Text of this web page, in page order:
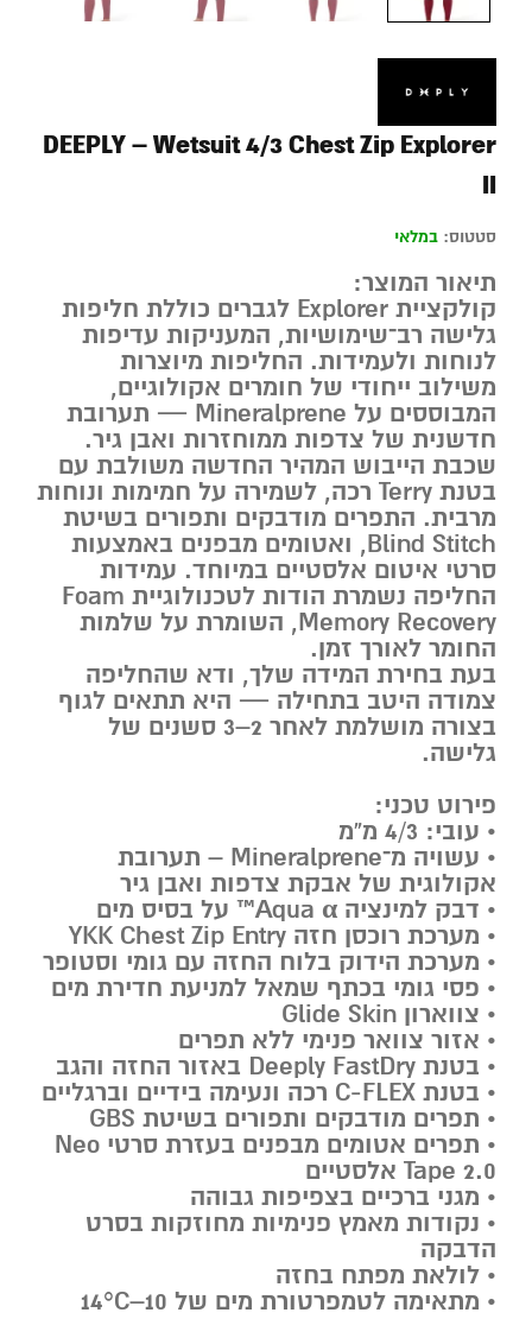
DEEPLY – Wetsuit 4/3 Chest Zip Explorer
II
סטטוס: במלאי
תיאור המוצר:
קולקציית Explorer לגברים כוללת חליפות
גלישה רב־שימושיות, המעניקות עדיפות
לנוחות ולעמידות. החליפות מיוצרות
משילוב ייחודי של חומרים אקולוגיים,
המבוססים על Mineralprene — תערובת
חדשנית של צדפות ממוחזרות ואבן גיר.
שכבת הייבוש המהיר החדשה משולבת עם
בטנת Terry רכה, לשמירה על חמימות ונוחות
מרבית. התפרים מודבקים ותפורים בשיטת
Blind Stitch, ואטומים מבפנים באמצעות
סרטי איטום אלסטיים במיוחד. עמידות
החליפה נשמרת הודות לטכנולוגיית Foam
Memory Recovery, השומרת על שלמות
החומר לאורך זמן.
בעת בחירת המידה שלך, ודא שהחליפה
צמודה היטב בתחילה — היא תתאים לגוף
בצורה מושלמת לאחר 2–3 סשנים של
גלישה.
פירוט טכני:
• עובי: 4/3 מ”מ
• עשויה מ־Mineralprene – תערובת
אקולוגית של אבקת צדפות ואבן גיר
• דבק למינציה Aqua α™
על בסיס מים
• מערכת רוכסן חזה YKK Chest Zip Entry
• מערכת הידוק בלוח החזה עם גומי וסטופר
• פסי גומי בכתף שמאל למניעת חדירת מים
• צווארון Glide Skin
• אזור צוואר פנימי ללא תפרים
• בטנת Deeply FastDry באזור החזה והגב
• בטנת C-FLEX רכה ונעימה בידיים וברגליים
• תפרים מודבקים ותפורים בשיטת GBS
• תפרים אטומים מבפנים בעזרת סרטי Neo
Tape 2.0 אלסטיים
• מגני ברכיים בצפיפות גבוהה
• נקודות מאמץ פנימיות מחוזקות בסרט
הדבקה
• לולאת מפתח בחזה
• מתאימה לטמפרטורת מים של 10–14°C